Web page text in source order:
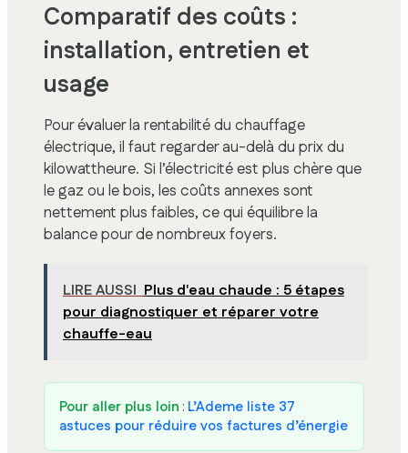
Comparatif des coûts :
installation, entretien et
usage
Pour évaluer la rentabilité du chauffage
électrique, il faut regarder au-delà du prix du
kilowattheure. Si l’électricité est plus chère que
le gaz ou le bois, les coûts annexes sont
nettement plus faibles, ce qui équilibre la
balance pour de nombreux foyers.
LIRE AUSSI Plus d'eau chaude : 5 étapes
pour diagnostiquer et réparer votre
chauffe-eau
Pour aller plus loin : L’Ademe liste 37
astuces pour réduire vos factures d’énergie